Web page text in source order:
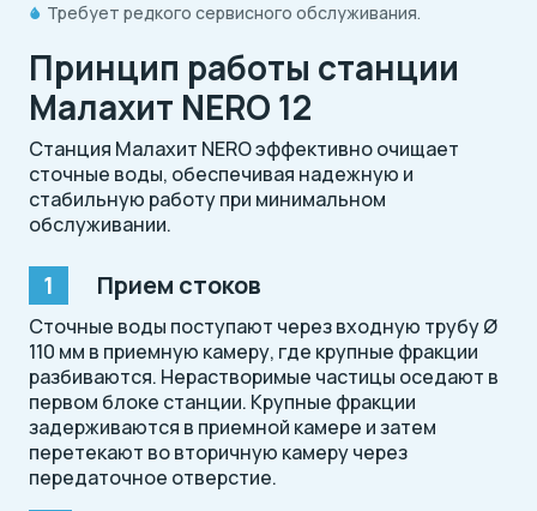
Требует редкого сервисного обслуживания.
Принцип работы станции
Малахит NERO 12
Станция Малахит NERO эффективно очищает
сточные воды, обеспечивая надежную и
стабильную работу при минимальном
обслуживании.
Прием стоков
Сточные воды поступают через входную трубу Ø
110 мм в приемную камеру, где крупные фракции
разбиваются. Нерастворимые частицы оседают в
первом блоке станции. Крупные фракции
задерживаются в приемной камере и затем
перетекают во вторичную камеру через
передаточное отверстие.